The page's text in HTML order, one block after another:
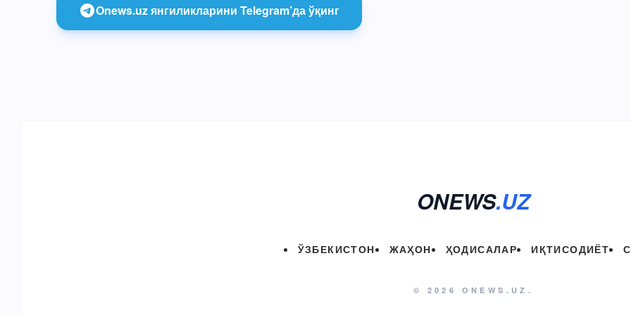
Onews.uz янгиликларини Telegram’да ўқинг
ONEWS.UZ
ЎЗБЕКИСТОН ЖАҲОН ҲОДИСАЛАР ИҚТИСОДИЁТ
© 2026 ONEWS.UZ.